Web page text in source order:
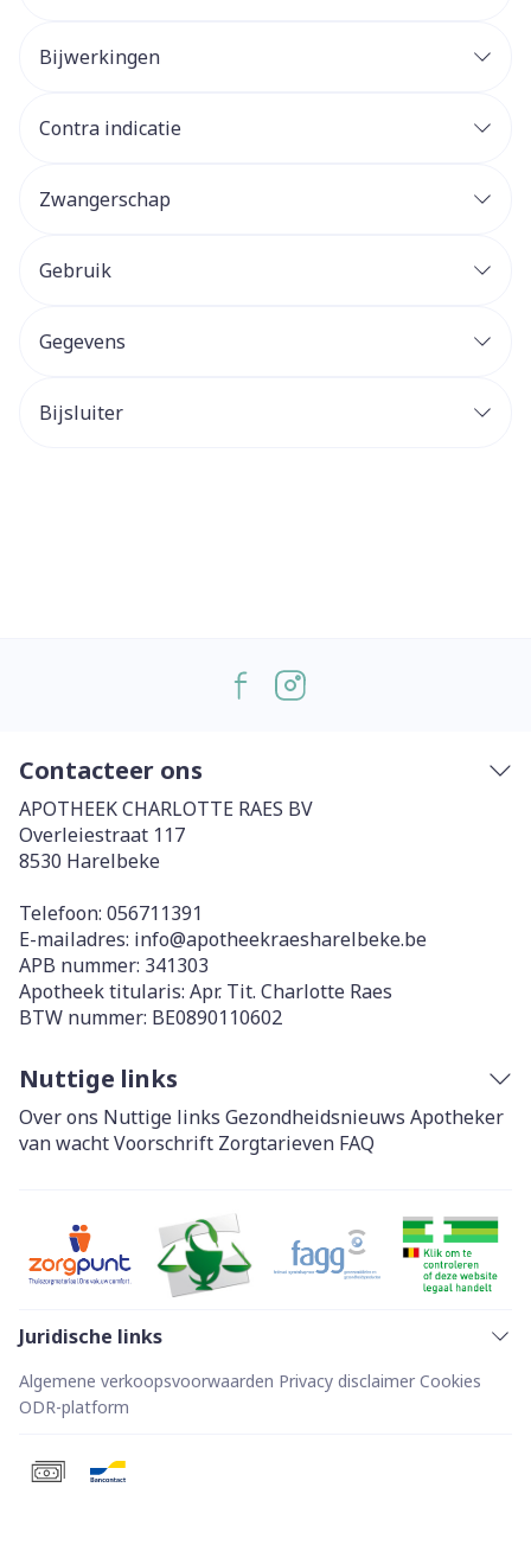
Bijwerkingen
Contra indicatie
Zwangerschap
Gebruik
Gegevens
Bijsluiter
Contacteer ons
APOTHEEK CHARLOTTE RAES BV
Overleiestraat 117
8530 Harelbeke
Telefoon: 056711391
E-mailadres: info@apotheekraesharelbeke.be
APB nummer: 341303
Apotheek titularis: Apr. Tit. Charlotte Raes
BTW nummer: BE0890110602
Nuttige links
Over ons Nuttige links Gezondheidsnieuws Apotheker
van wachtVoorschrift Zorgtarieven FAQ
Juridische links
Algemene verkoopsvoorwaarden Privacy disclaimer Cookies
ODR-platform